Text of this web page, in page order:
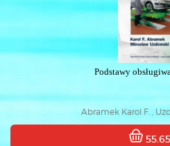
Podstawy
Abramek Karol F. ,